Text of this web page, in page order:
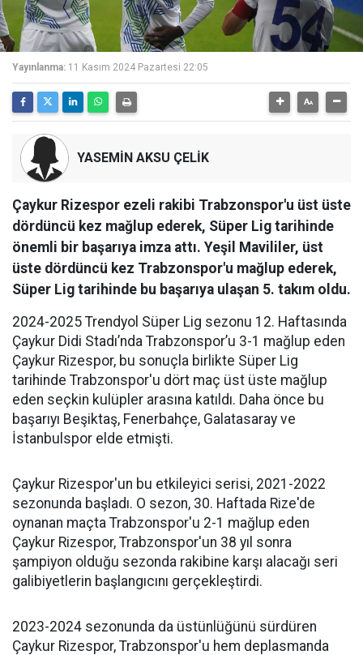
Yayınlanma: 11 Kasım 2024 Pazartesi 22:05
YASEMİN AKSU ÇELİK
Çaykur Rizespor ezeli rakibi Trabzonspor'u üst üste
dördüncü kez mağlup ederek, Süper Lig tarihinde
önemli bir başarıya imza attı. Yeşil Mavililer, üst
üste dördüncü kez Trabzonspor'u mağlup ederek,
Süper Lig tarihinde bu başarıya ulaşan 5. takım oldu.
2024-2025 Trendyol Süper Lig sezonu 12. Haftasında
Çaykur Didi Stadı’nda Trabzonspor’u 3-1 mağlup eden
Çaykur Rizespor, bu sonuçla birlikte Süper Lig
tarihinde Trabzonspor'u dört maç üst üste mağlup
eden seçkin kulüpler arasına katıldı. Daha önce bu
başarıyı Beşiktaş, Fenerbahçe, Galatasaray ve
İstanbulspor elde etmişti.
Çaykur Rizespor'un bu etkileyici serisi, 2021-2022
sezonunda başladı. O sezon, 30. Haftada Rize'de
oynanan maçta Trabzonspor'u 2-1 mağlup eden
Çaykur Rizespor, Trabzonspor'un 38 yıl sonra
şampiyon olduğu sezonda rakibine karşı alacağı seri
galibiyetlerin başlangıcını gerçekleştirdi.
2023-2024 sezonunda da üstünlüğünü sürdüren
Çaykur Rizespor, Trabzonspor'u hem deplasmanda